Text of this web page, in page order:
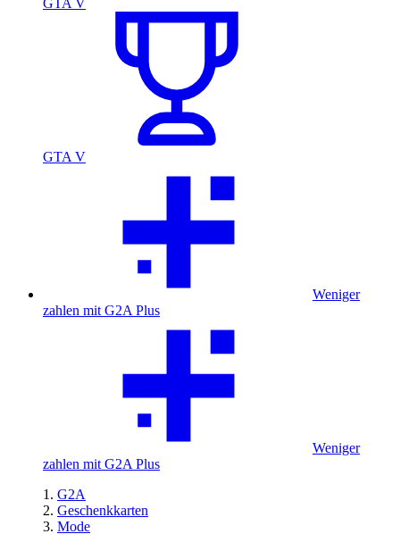
GTA V
GTA V
Weniger
zahlen mit G2A Plus
Weniger
zahlen mit G2A Plus
G2A
Geschenkkarten
Mode